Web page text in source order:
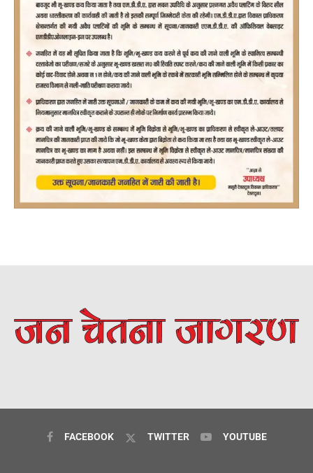
FACEBOOK TWITTER YOUTUBE